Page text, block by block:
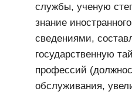
службы, ученую
знание
сведениями,
государственную
профессий
обслуживания,